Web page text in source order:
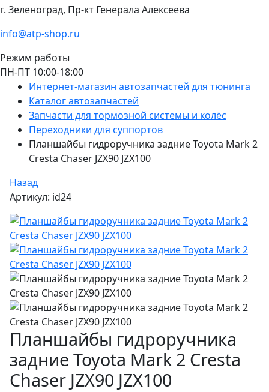
г. Зеленоград, Пр-кт Генерала Алексеева
info@atp-shop.ru
Режим работы
ПН-ПТ 10:00-18:00
Интернет-магазин автозапчастей для тюнинга
Каталог автозапчастей
Запчасти для тормозной системы и колёс
Переходники для суппортов
Планшайбы гидроручника задние Toyota Mark 2
Cresta Chaser JZX90 JZX100
Назад
Артикул: id24
Планшайбы гидроручника
задние Toyota Mark 2 Cresta
Chaser JZX90 JZX100